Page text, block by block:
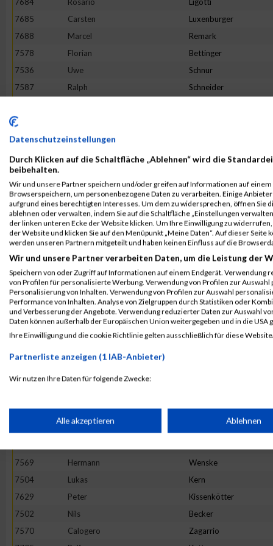
7685
Carsten Luxenburger
7688
Marcel Remark
7578
Florian Bettinger
7536
Uwe Schnur
7587
Ralph Schneider
7455
7468
Lena
7571
Michael Resch
7493
7715
Marcel Paulus
7491
Bernhard Hellbrück
7678
Patrick Kanzler
7623
Steven Balzer
7573
Peter Heincke
7716
Elvin Arslanovic
7568
Thomas Trenz
7527
Hugo Appaldo
7616
Jannik Weiten
7697
Markus
7696
Kai
7494
Tobias Riehm
Angelo
7569
Hermann Wenske
7504
Lukas Kern
7629
Peter Kissenkötter
7502
Nils Becker
7570
Calogero Zagarrio
Datenschutzeinstellungen
Durch Klicken auf die Schaltfläche „Ablehnen“ wird die
beibehalten.
Wir und unsere Partner speichern und/oder greifen auf Informationen auf einem
Browserspeichern, um personenbezogene Daten zu verarbeiten. Einige
aufgrund eines berechtigten Interesses. Um dem zu widersprechen, öffnen Sie
ablehnen oder verwalten, indem Sie auf die Schaltfläche „Einstellungen
der linken unteren Ecke der Website klicken. Um Ihre Einwilligung zu
der Website und klicken Sie auf den Menüpunkt „Meine Daten“. Auf dieser
werden unseren Partnern mitgeteilt und haben keinen Einfluss auf die
Wir und unsere Partner verarbeiten Daten, um die Leistung der
Speichern von oder Zugriff auf Informationen auf einem Endgerät. Verwendung
von Profilen für personalisierte Werbung. Verwendung von Profilen zur
Personalisierung von Inhalten. Verwendung von Profilen zur Auswahl
Performance von Inhalten. Analyse von Zielgruppen durch Statistiken oder
und Verbesserung der Angebote. Verwendung reduzierter Daten zur Auswahl
Daten können außerhalb der Europäischen Union weitergegeben und in die USA
Ihre Einwilligung und die cookie Richtlinie gelten ausschließlich für diese
Partnerliste anzeigen (1 IAB-Anbieter)
Wir nutzen Ihre Daten für folgende Zwecke:
Speichern von oder Zugriff auf Informationen auf einem
Erstellung von Profilen für personalisierte Werbung
Verwendung von Profilen zur Auswahl personalisierter Werbung
Alle akzeptieren Ablehnen